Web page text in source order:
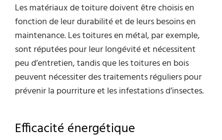
Les matériaux de toiture doivent être choisis en
fonction de leur durabilité et de leurs besoins en
maintenance. Les toitures en métal, par exemple,
sont réputées pour leur longévité et nécessitent
peu d’entretien, tandis que les toitures en bois
peuvent nécessiter des traitements réguliers pour
prévenir la pourriture et les infestations d’insectes.
Efficacité énergétique